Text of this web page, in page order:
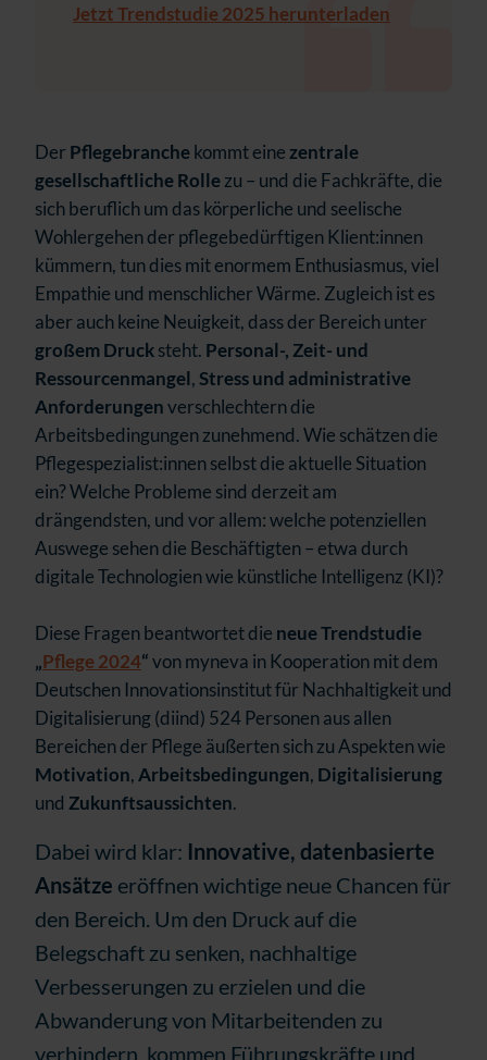
Jetzt Trendstudie 2025 herunterladen
Der Pflegebranchekommt eine zentrale
gesellschaftliche Rollezu – und die Fachkräfte, die
sich beruflich um das körperliche und seelische
Wohlergehen der pflegebedürftigen Klient:innen
kümmern, tun dies mit enormem Enthusiasmus, viel
Empathie und menschlicher Wärme. Zugleich ist es
aber auch keine Neuigkeit, dass der Bereich unter
großem Drucksteht. Personal-, Zeit- und
Ressourcenmangel,Stress und administrative
Anforderungenverschlechtern die
Arbeitsbedingungen zunehmend. Wie schätzen die
Pflegespezialist:innen selbst die aktuelle Situation
ein? Welche Probleme sind derzeit am
drängendsten, und vor allem: welche potenziellen
Auswege sehen die Beschäftigten – etwa durch
digitale Technologien wie künstliche Intelligenz (KI)?
Diese Fragen beantwortet die neue Trendstudie
„Pflege 2024“von myneva in Kooperation mit dem
Deutschen Innovationsinstitut für Nachhaltigkeit und
Digitalisierung (diind) 524 Personen aus allen
Bereichen der Pflege äußerten sich zu Aspekten wie
Motivation, Arbeitsbedingungen, Digitalisierung
und Zukunftsaussichten.
Dabei wird klar: Innovative, datenbasierte
Ansätze eröffnen wichtige neue Chancen für
den Bereich. Um den Druck auf die
Belegschaft zu senken, nachhaltige
Verbesserungen zu erzielen und die
Abwanderung von Mitarbeitenden zu
verhindern, kommen Führungskräfte und